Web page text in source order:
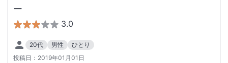
ー
3.0
20代 男性
ひとり
投稿日： 2019年01月01日